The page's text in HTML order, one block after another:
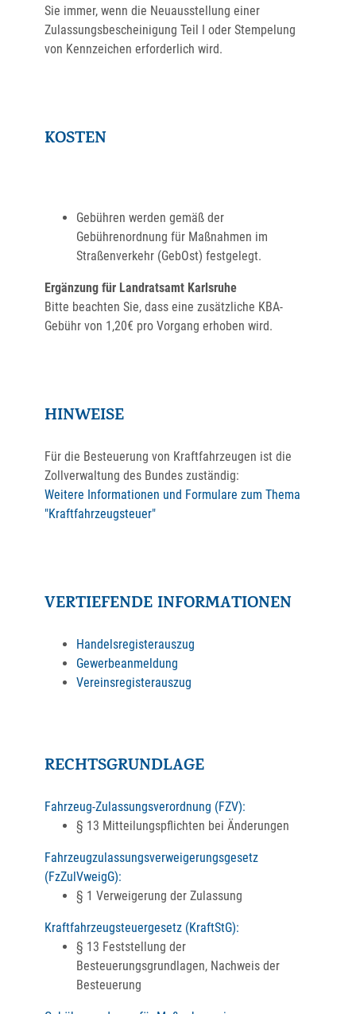
Sie immer, wenn die Neuausstellung einer
Zulassungsbescheinigung Teil I oder Stempelung
von Kennzeichen erforderlich wird.
KOSTEN
Gebühren werden gemäß der
Gebührenordnung für Maßnahmen im
Straßenverkehr (GebOst) festgelegt.
Ergänzung für Landratsamt Karlsruhe
Bitte beachten Sie, dass eine zusätzliche KBA-
Gebühr von 1,20€ pro Vorgang erhoben wird.
HINWEISE
Für die Besteuerung von Kraftfahrzeugen ist die
Zollverwaltung des Bundes zuständig:
Weitere Informationen und Formulare zum Thema
"Kraftfahrzeugsteuer"
VERTIEFENDE INFORMATIONEN
Handelsregisterauszug
Gewerbeanmeldung
Vereinsregisterauszug
RECHTSGRUNDLAGE
Fahrzeug-Zulassungsverordnung (FZV):
§ 13 Mitteilungspflichten bei Änderungen
Fahrzeugzulassungsverweigerungsgesetz
(FzZulVweigG):
§ 1 Verweigerung der Zulassung
Kraftfahrzeugsteuergesetz (KraftStG):
§ 13 Feststellung der
Besteuerungsgrundlagen, Nachweis der
Besteuerung